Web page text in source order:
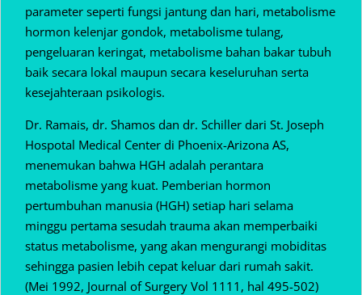
parameter seperti fungsi jantung dan hari, metabolisme
hormon kelenjar gondok, metabolisme tulang,
pengeluaran keringat, metabolisme bahan bakar tubuh
baik secara lokal maupun secara keseluruhan serta
kesejahteraan psikologis.
Dr. Ramais, dr. Shamos dan dr. Schiller dari St. Joseph
Hospotal Medical Center di Phoenix-Arizona AS,
menemukan bahwa HGH adalah perantara
metabolisme yang kuat. Pemberian hormon
pertumbuhan manusia (HGH) setiap hari selama
minggu pertama sesudah trauma akan memperbaiki
status metabolisme, yang akan mengurangi mobiditas
sehingga pasien lebih cepat keluar dari rumah sakit.
(Mei 1992, Journal of Surgery Vol 1111, hal 495-502)